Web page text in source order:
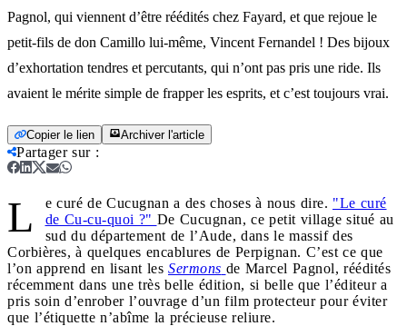
Pagnol, qui viennent d’être réédités chez Fayard, et que rejoue le
petit-fils de don Camillo lui-même, Vincent Fernandel ! Des bijoux
d’exhortation tendres et percutants, qui n’ont pas pris une ride. Ils
avaient le mérite simple de frapper les esprits, et c’est toujours vrai.
Copier le lien Archiver l'article
Partager sur:
L e curé de Cucugnan a des choses à nous dire. "Le curé
de Cu-cu-quoi ?" De Cucugnan, ce petit village situé au
sud du département de l’Aude, dans le massif des
Corbières, à quelques encablures de Perpignan. C’est ce que
l’on apprend en lisant les Sermons de Marcel Pagnol, réédités
récemment dans une très belle édition, si belle que l’éditeur a
pris soin d’enrober l’ouvrage d’un film protecteur pour éviter
que l’étiquette n’abîme la précieuse reliure.